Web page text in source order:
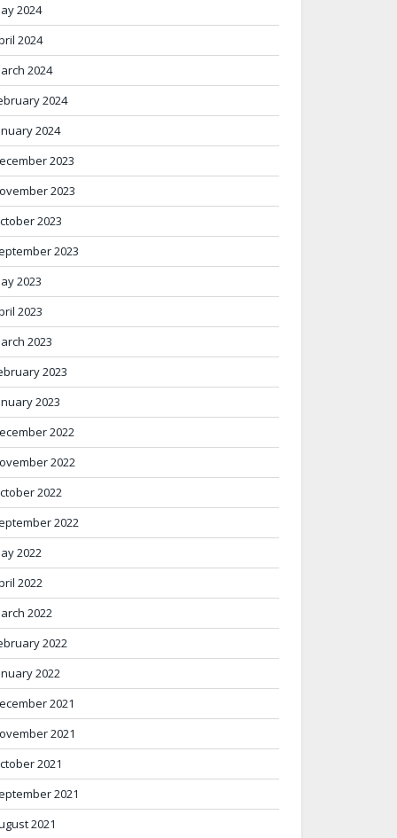
2024
2024
2024
2024
2024
2023
2023
2023
2023
2023
2023
2023
2023
2023
2022
2022
2022
2022
2022
2022
2022
2022
2022
2021
2021
2021
2021
2021